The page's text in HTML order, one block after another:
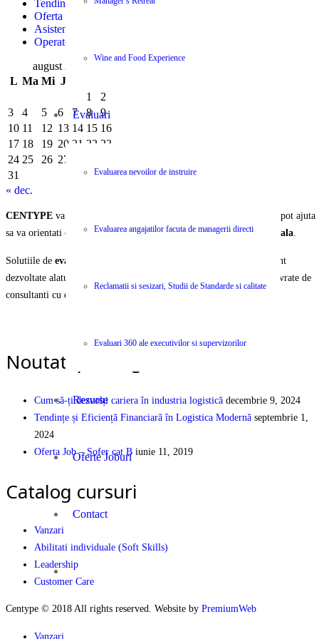
Wine and Food Experience
Evaluari
Evaluarea nevoilor de instruire
Evaluarea angajatilor facuta de managerii directi
Reclamatii si sesizari, Studii de Standarde si calitate
Evaluari 360 ale executivilor si supervizorilor
Resurse
Oferte Joburi
Contact
Tendințe și Eficiență Financiară în Logistica Modernă
Oferta Job – Sofer cat B
Asistent Manager – Secretara
Operator logistica
august 2026
L Ma Mi J
1
2
3
4 5 6 7 8
9
10 11 12 13 14 15 16
17 18 19 20 21 22 23
24 25 26 27
31
« dec.
CENTYPE va pune la dispozitie o selectie unica de servicii care va pot ajuta
sa va orientati organizatia si echipa spreperformanta organizationala
Solutiile de evaluare, instruire, ajustare si operare
a activitatii sunt
dezvoltate alaturi de parteneri internationali recunoscuti si va sunt livrate de
consultanti cu experienta si expertiza certificata.
Noutati pe Blog
Cum să-ți dezvolți cariera în industria logistică decembrie 9, 2024
Tendințe și Eficiență Financiară în Logistica Modernă septembrie 1,
2024
Oferta Job – Sofer cat B iunie 11, 2019
Catalog cursuri
Vanzari
Abilitati individuale (Soft Skills)
Leadership
Customer Care
Centype © 2018 All rights reserved. Website by PremiumWeb
Vanzari